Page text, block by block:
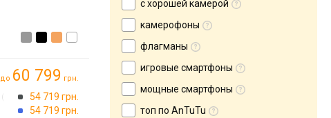
до 60 799 грн.
(Киев) →
54 719 грн.
54 719 грн.
с хорошей камерой
камерофоны
флагманы
игровые смартфоны
мощные смартфоны
топ по AnTuTu